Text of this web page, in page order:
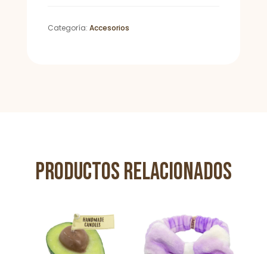
Categoría: Accesorios
Productos relacionados